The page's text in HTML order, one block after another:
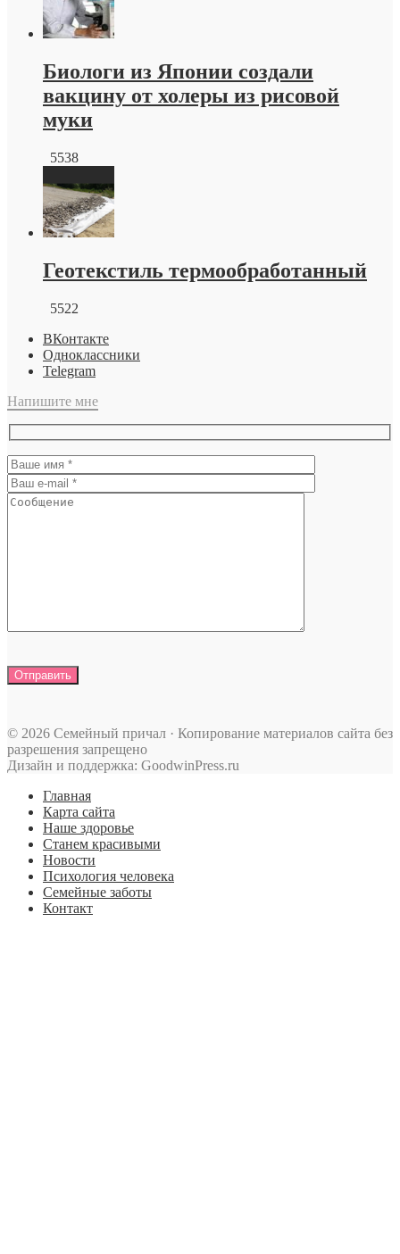
Биологи из Японии создали
вакцину от холеры из рисовой
муки
5538
Геотекстиль термообработанный
5522
ВКонтакте
Одноклассники
Telegram
Напишите мне
© 2026 Семейный причал · Копирование материалов сайта без
разрешения запрещено
Дизайн и поддержка: GoodwinPress.ru
Главная
Карта сайта
Наше здоровье
Станем красивыми
Новости
Психология человека
Семейные заботы
Контакт